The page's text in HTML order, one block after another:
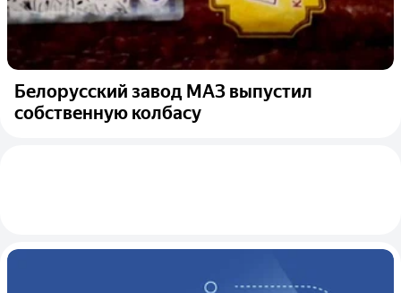
Белорусский завод МАЗ выпустил
собственную колбасу